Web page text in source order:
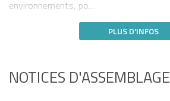
environnements, po…
PLUS D'INFOS
NOTICES D'ASSEMBLAGE